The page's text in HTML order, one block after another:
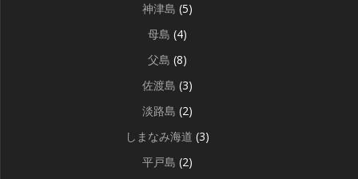
神津島 (5)
母島 (4)
父島 (8)
佐渡島 (3)
淡路島 (2)
しまなみ海道 (3)
平戸島 (2)